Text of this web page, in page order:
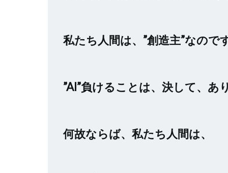
私たち人間は、”創造主”なのです
”AI”負けることは、決して、あ
何故ならば、私たち人間は、